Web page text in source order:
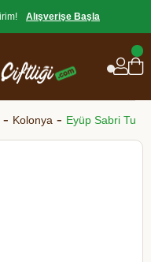
Alışverişe Başla
Kolonya Eyüp Sabri